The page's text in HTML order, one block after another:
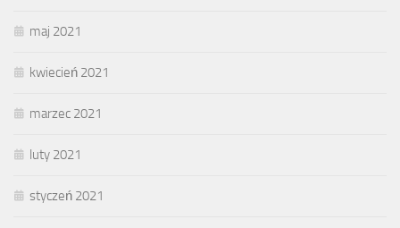
maj 2021
kwiecień 2021
marzec 2021
luty 2021
styczeń 2021